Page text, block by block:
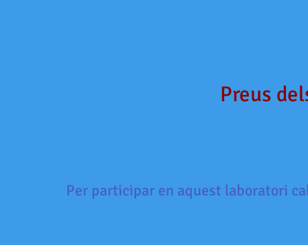
Preus
Per participar en aquest laboratori